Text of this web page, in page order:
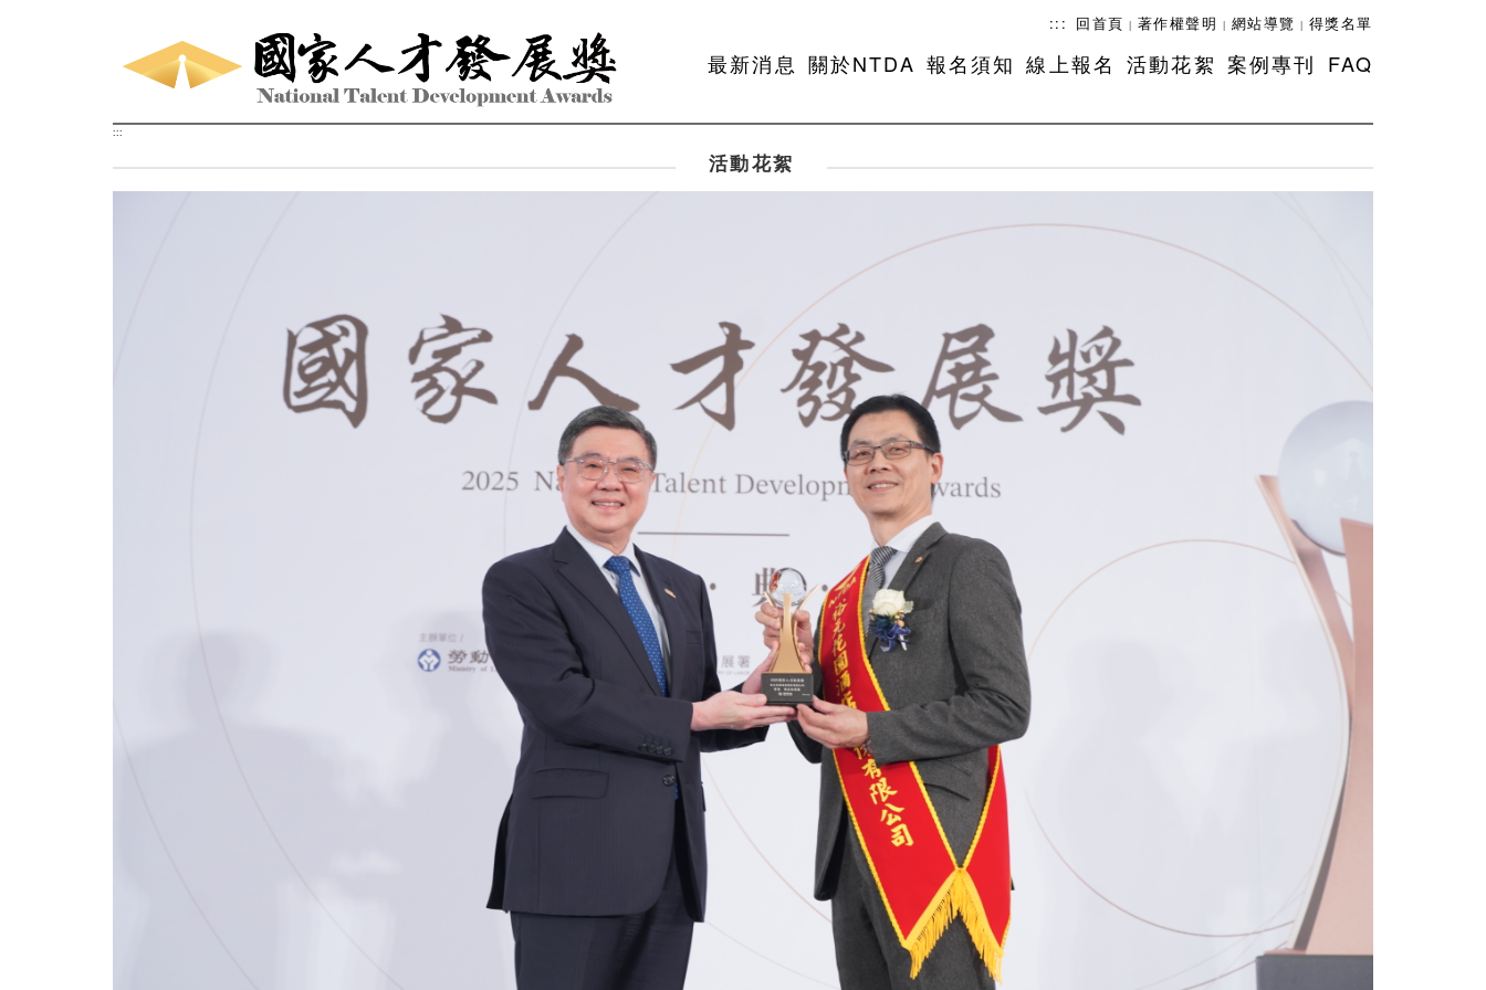
::: 回首頁 | 著作權聲明 | 網站導覽 | 得獎名單
最新消息 關於NTDA 報名須知 線上報名 活動花絮 案例專刊 FAQ
:::
活動花絮